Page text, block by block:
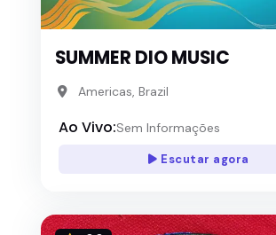
SUMMER DIO MUSIC
Americas, Brazil
Ao Vivo:Sem Informações
Escutar agora